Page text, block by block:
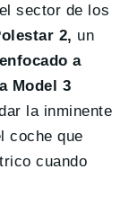
sector de los
2, un
a
Model 3
la inminente
coche que
cuando